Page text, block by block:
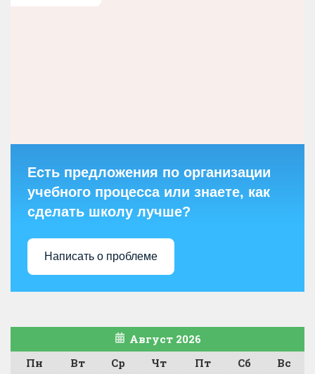
Есть предложения по организации
учебного процесса или знаете, как
сделать школу лучше?
Написать о проблеме
Август 2026
Пн
Вт Ср Чт Пт Сб
Вс